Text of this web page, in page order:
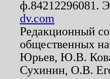
ф.84212296081.
dv.com
Редакционный
общественных
Юрьев, Ю.В.
Сухинин, О.В.